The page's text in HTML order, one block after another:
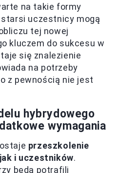
na takie formy
uczestnicy mogą
tej nowej
kluczem do sukcesu w
się znalezienie
na potrzeby
z pewnością nie jest
hybrydowego
wymagania
przeszkolenie
i uczestników.
będą potrafili